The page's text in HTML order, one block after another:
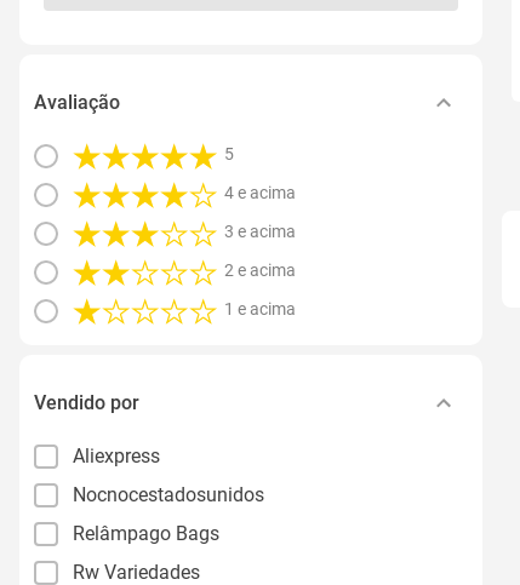
Avaliação
5
4 e acima
3 e acima
2 e acima
1 e acima
Vendido por
Aliexpress
Nocnocestadosunidos
Relâmpago Bags
Rw Variedades